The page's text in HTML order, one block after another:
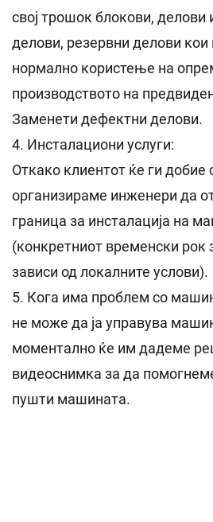
свој трошок блокови, делови
делови, резервни делови
нормално користење на
производството на
Заменети дефектни делови.
4. Инсталациони услуги:
Откако клиентот ќе ги
организираме инженери да
граница за инсталација на
(конкретниот временски рок
зависи од локалните услови).
5. Кога има проблем со
не може да ја управува
моментално ќе им дадеме
видеоснимка за да
пушти машината.